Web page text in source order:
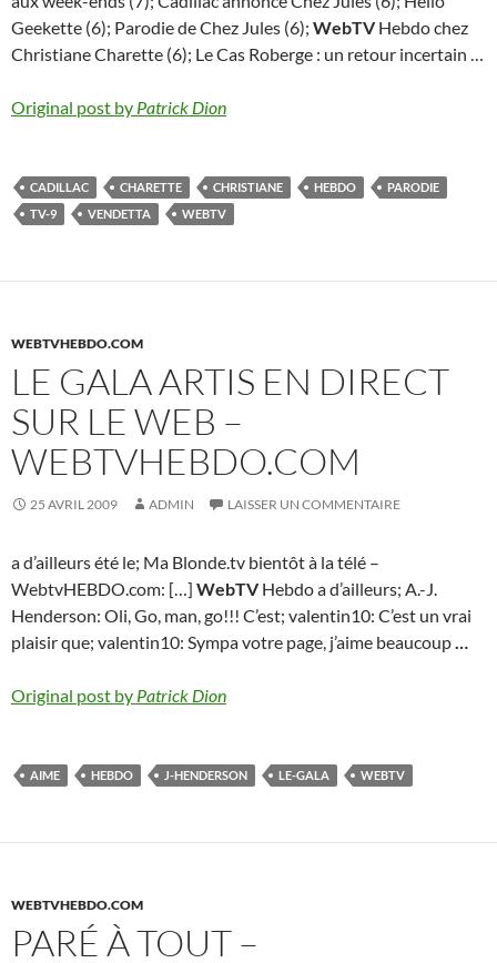
Geekette (6); Parodie de Chez Jules (6); WebTVHebdo chez
Christiane Charette (6); Le Cas Roberge : un retour incertain …
Original post by Patrick Dion
CADILLAC CHARETTE CHRISTIANE HEBDO
PARODIE
TV-9
VENDETTA WEBTV
WEBTVHEBDO.COM
LE GALA ARTIS EN DIRECT
SUR LE WEB –
WEBTVHEBDO.COM
25 AVRIL 2009 ADMIN LAISSER UN COMMENTAIRE
a d’ailleurs été le; Ma Blonde.tv bientôt à la télé –
WebtvHEBDO.com: […] WebTVHebdo a d’ailleurs; A.-J.
Henderson: Oli, Go, man, go!!! C’est; valentin10: C’est un vrai
plaisir que; valentin10: Sympa votre page, j’aime beaucoup…
Original post by Patrick Dion
AIME HEBDO J-HENDERSON LE-GALA WEBTV
WEBTVHEBDO.COM
PARÉ À TOUT –